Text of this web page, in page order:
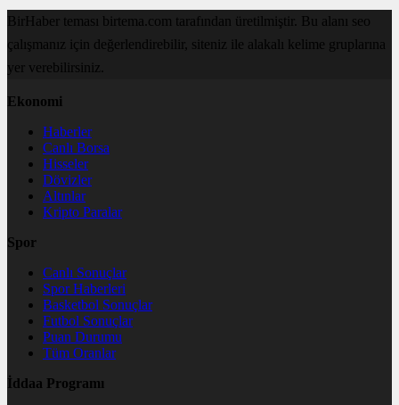
BirHaber teması birtema.com tarafından üretilmiştir. Bu alanı seo
çalışmanız için değerlendirebilir, siteniz ile alakalı kelime gruplarına
yer verebilirsiniz.
Ekonomi
Haberler
Canlı Borsa
Hisseler
Dövizler
Altınlar
Kripto Paralar
Spor
Canlı Sonuçlar
Spor Haberleri
Basketbol Sonuçlar
Futbol Sonuçlar
Puan Durumu
Tüm Oranlar
İddaa Programı